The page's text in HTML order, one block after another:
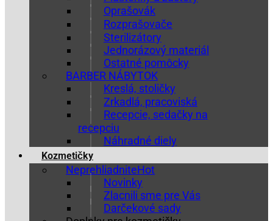
Oprašovák
Rozprašovače
Sterilizátory
Jednorázový materiál
Ostatné pomôcky
BARBER NÁBYTOK
Kreslá, stoličky
Zrkadlá, pracoviská
Recepcie, sedačky na
recepciu
Náhradné diely
Kozmetičky
Neprehliadnite
Novinky
Zlacnili sme pre Vás
Darčekové sady